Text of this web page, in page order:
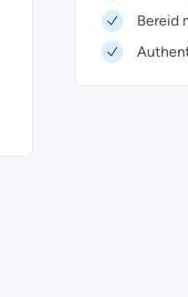
Bereid